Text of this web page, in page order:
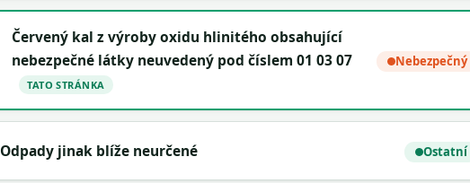
Červený kal z výroby oxidu hlinitého obsahující
nebezpečné látky neuvedený pod číslem 01 03 07
TATO STRÁNKA
Nebezpečný
Odpady jinak blíže neurčené Ostatní